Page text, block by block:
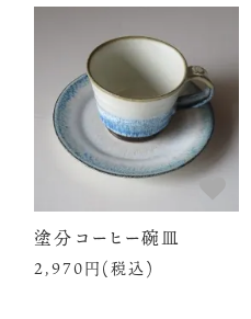
塗分コーヒー碗皿
2,970円(税込)